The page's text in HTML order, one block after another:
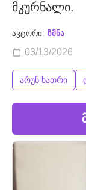
მკურნალი.
ავტორი: ზმნა
03/13/2026
არუნ ხათრი